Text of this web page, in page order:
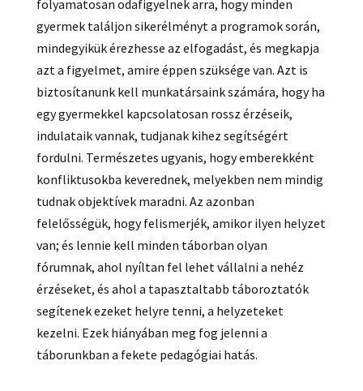
folyamatosan odafigyelnek arra, hogy minden
gyermek találjon sikerélményt a programok során,
mindegyikük érezhesse az elfogadást, és megkapja
azt a figyelmet, amire éppen szüksége van. Azt is
biztosítanunk kell munkatársaink számára, hogy ha
egy gyermekkel kapcsolatosan rossz érzéseik,
indulataik vannak, tudjanak kihez segítségért
fordulni. Természetes ugyanis, hogy emberekként
konfliktusokba keverednek, melyekben nem mindig
tudnak objektívek maradni. Az azonban
felelősségük, hogy felismerjék, amikor ilyen helyzet
van; és lennie kell minden táborban olyan
fórumnak, ahol nyíltan fel lehet vállalni a nehéz
érzéseket, és ahol a tapasztaltabb táboroztatók
segítenek ezeket helyre tenni, a helyzeteket
kezelni. Ezek hiányában meg fog jelenni a
táborunkban a fekete pedagógiai hatás.